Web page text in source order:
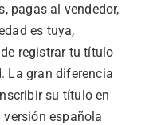
pagas al vendedor,
es tuya,
registrar tu título
La gran diferencia
su título en
española